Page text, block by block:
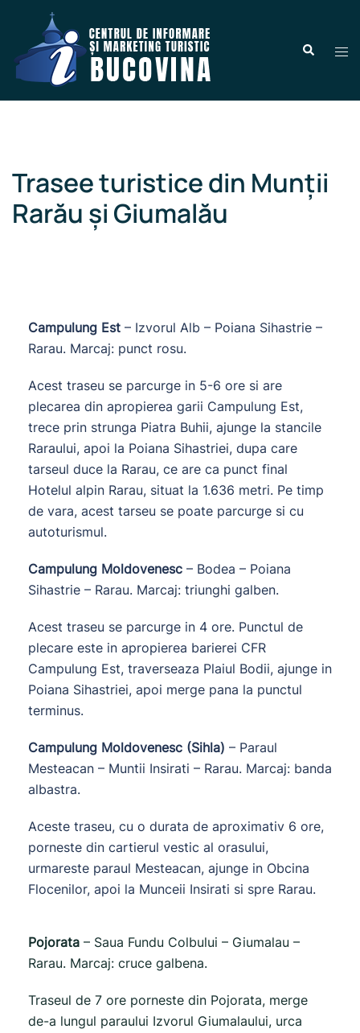
Trasee turistice din Munții
Rarău și Giumalău
Campulung Est – Izvorul Alb – Poiana Sihastrie –
Rarau. Marcaj: punct rosu.
Acest traseu se parcurge in 5-6 ore si are
plecarea din apropierea garii Campulung Est,
trece prin strunga Piatra Buhii, ajunge la stancile
Raraului, apoi la Poiana Sihastriei, dupa care
tarseul duce la Rarau, ce are ca punct final
Hotelul alpin Rarau, situat la 1.636 metri. Pe timp
de vara, acest tarseu se poate parcurge si cu
autoturismul.
Campulung Moldovenesc – Bodea – Poiana
Sihastrie – Rarau. Marcaj: triunghi galben.
Acest traseu se parcurge in 4 ore. Punctul de
plecare este in apropierea barierei CFR
Campulung Est, traverseaza Plaiul Bodii, ajunge in
Poiana Sihastriei, apoi merge pana la punctul
terminus.
Campulung Moldovenesc (Sihla) – Paraul
Mesteacan – Muntii Insirati – Rarau. Marcaj: banda
albastra.
Aceste traseu, cu o durata de aproximativ 6 ore,
porneste din cartierul vestic al orasului,
urmareste paraul Mesteacan, ajunge in Obcina
Flocenilor, apoi la Munceii Insirati si spre Rarau.
Pojorata – Saua Fundu Colbului – Giumalau –
Rarau. Marcaj: cruce galbena.
Traseul de 7 ore porneste din Pojorata, merge
de-a lungul paraului Izvorul Giumalaului, urca